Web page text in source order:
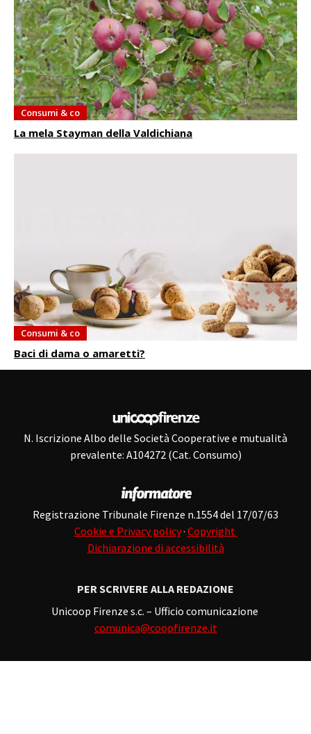
Consumi & co
La mela Stayman della Valdichiana
Consumi & co
Baci di dama o amaretti?
N. Iscrizione Albo delle Società Cooperative e mutualità
prevalente: A104272 (Cat. Consumo)
Registrazione Tribunale Firenze n.1554 del 17/07/63
Cookie e Privacy policy· Copyright
Dichiarazione di accessibilità
PER SCRIVERE ALLA REDAZIONE
Unicoop Firenze s.c. – Ufficio comunicazione
comunica@coopfirenze.it